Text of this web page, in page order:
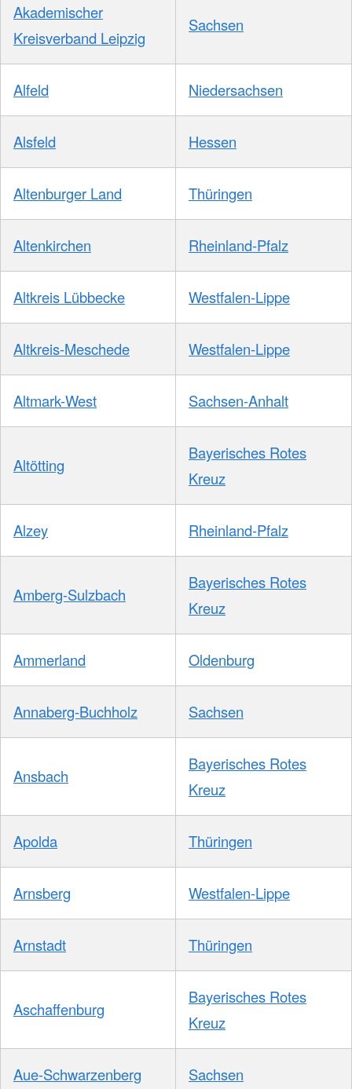
Akademischer
Kreisverband Leipzig
Sachsen
Alfeld Niedersachsen
Alsfeld Hessen
Altenburger Land Thüringen
Altenkirchen Rheinland-Pfalz
Altkreis Lübbecke Westfalen-Lippe
Altkreis-Meschede Westfalen-Lippe
Altmark-West Sachsen-Anhalt
Altötting
Bayerisches Rotes
Kreuz
Alzey Rheinland-Pfalz
Amberg-Sulzbach
Bayerisches Rotes
Kreuz
Ammerland Oldenburg
Annaberg-Buchholz Sachsen
Ansbach
Bayerisches Rotes
Kreuz
Apolda Thüringen
Arnsberg Westfalen-Lippe
Arnstadt Thüringen
Aschaffenburg
Bayerisches Rotes
Kreuz
Aue-Schwarzenberg Sachsen